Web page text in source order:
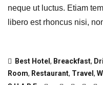
neque ut luctus. Etiam
libero est rhoncus nisi,
Best Hotel , Breackfast,
Room, Restaurant, Travel ,